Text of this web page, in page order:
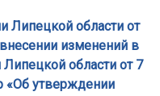
Липецкой области от
изменений в
области от 7
«Об утверждении